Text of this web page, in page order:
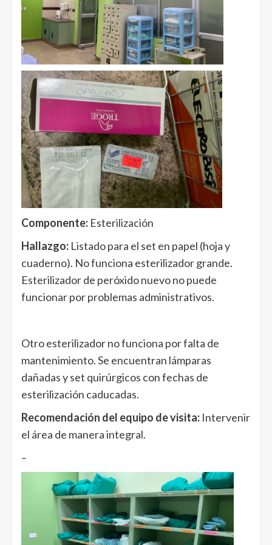
Componente: Esterilización
Hallazgo: Listado para el set en papel (hoja y
cuaderno). No funciona esterilizador grande.
Esterilizador de peróxido nuevo no puede
funcionar por problemas administrativos.
Otro esterilizador no funciona por falta de
mantenimiento. Se encuentran lámparas
dañadas y set quirúrgicos con fechas de
esterilización caducadas.
Recomendación del equipo de visita: Intervenir
el área de manera integral.
–